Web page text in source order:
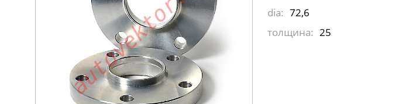
dia: 72,6
толщина: 25